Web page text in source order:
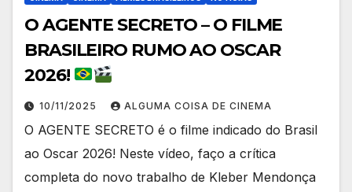
O AGENTE SECRETO – O FILME
BRASILEIRO RUMO AO OSCAR
2026!
10/11/2025 ALGUMA COISA DE CINEMA
O AGENTE SECRETO é o filme indicado do Brasil
ao Oscar 2026! Neste vídeo, faço a crítica
completa do novo trabalho de Kleber Mendonça